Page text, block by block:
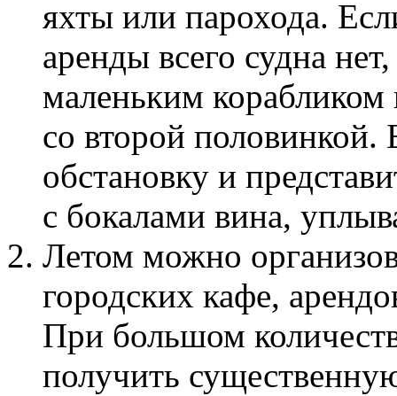
яхты или парохода.
аренды всего судна
маленьким
со второй половинкой.
обстановку и
с бокалами вина,
Летом можно
городских кафе,
При большом
получить